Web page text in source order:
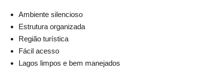
Ambiente silencioso
Estrutura organizada
Região turística
Fácil acesso
Lagos limpos e bem manejados